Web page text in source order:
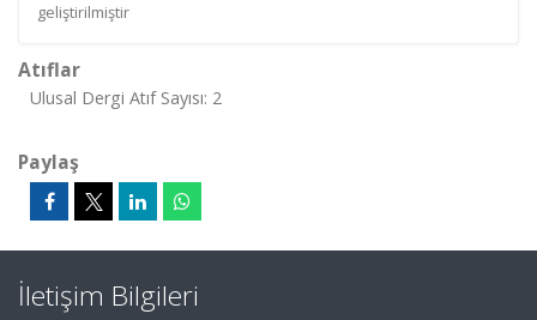
geliştirilmiştir
Atıflar
Ulusal Dergi Atıf Sayısı: 2
Paylaş
İletişim Bilgileri